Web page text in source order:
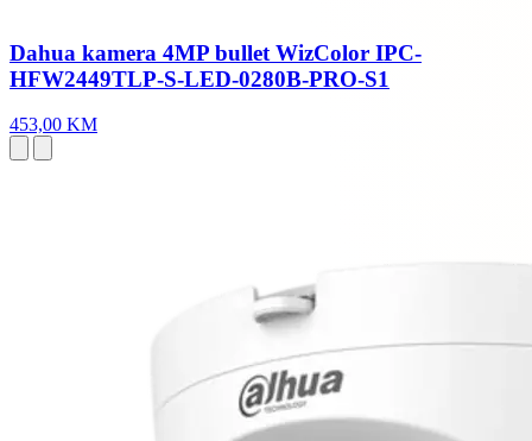
Dahua kamera 4MP bullet WizColor IPC-
HFW2449TLP-S-LED-0280B-PRO-S1
453,00 KM